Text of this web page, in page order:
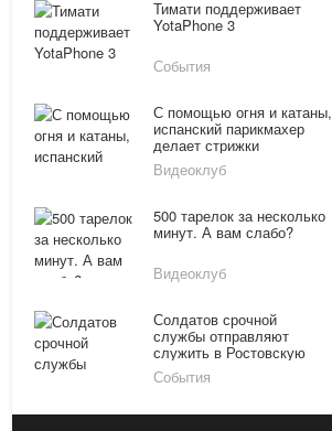
Тимати поддерживает
YotaPhone 3
События
С помощью огня и катаны,
испанский парикмахер
делает стрижки
Видеоклуб
500 тарелок за несколько
минут. А вам слабо?
Видеоклуб
Солдатов срочной
службы отправляют
служить в Ростовскую
область
События